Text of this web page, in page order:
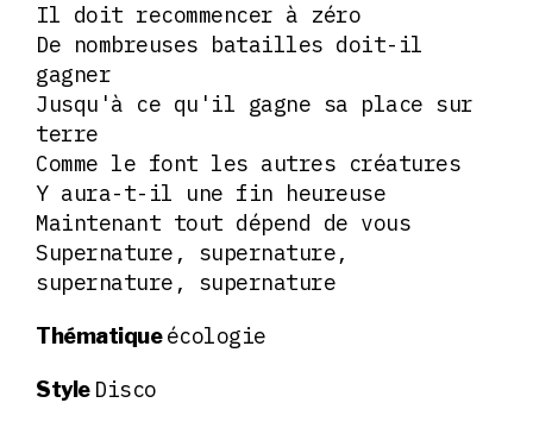
Il doit recommencer à zéro
De nombreuses batailles doit-il
gagner
Jusqu'à ce qu'il gagne sa place sur
terre
Comme le font les autres créatures
Y aura-t-il une fin heureuse
Maintenant tout dépend de vous
Supernature, supernature,
supernature, supernature
Thématiqueécologie
Style Disco